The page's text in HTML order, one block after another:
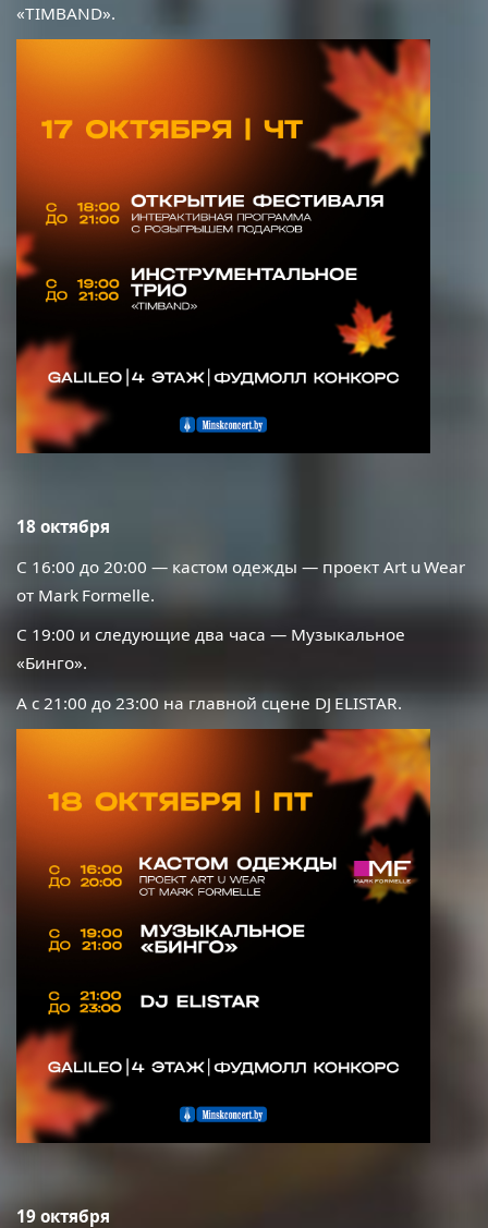
«TIMBAND».
18 октября
С 16:00 до 20:00 — кастом одежды — проект Art uWear
от Mark Formelle.
C 19:00 и следующие два часа — Музыкальное
«Бинго».
А с 21:00 до 23:00 на главной сцене DJ ELISTAR.
19 октября